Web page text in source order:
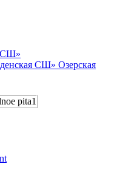
СШ»
СШ» Озерская